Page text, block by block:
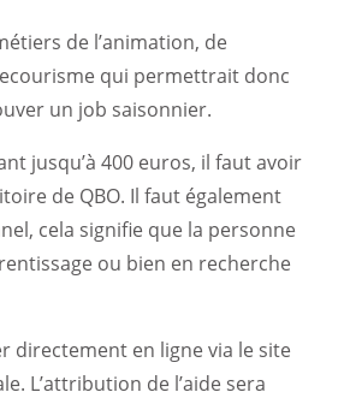
de l’animation, de
qui permettrait donc
un job saisonnier.
jusqu’à 400 euros, il faut avoir
de QBO. Il faut également
cela signifie que la personne
ou bien en recherche
directement en ligne via le site
L’attribution de l’aide sera